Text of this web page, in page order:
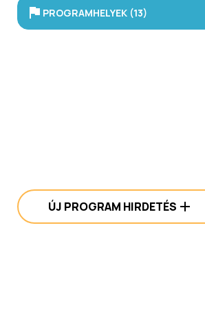
PROGRAMHELYEK (13)
ÚJ PROGRAM HIRDETÉS